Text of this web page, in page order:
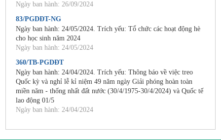
Ngày ban hành: 26/09/2024
83/PGDĐT-NG
Ngày ban hành: 24/05/2024. Trích yếu: Tổ chức các hoạt động hè
cho học sinh năm 2024
Ngày ban hành: 24/05/2024
360/TB-PGDĐT
Ngày ban hành: 24/04/2024. Trích yếu: Thông báo về việc treo
Quốc kỳ và nghỉ lễ kỉ niệm 49 năm ngày Giải phóng hoàn toàn
miền năm - thống nhất đất nước (30/4/1975-30/4/2024) và Quốc tế
lao động 01/5
Ngày ban hành: 24/04/2024